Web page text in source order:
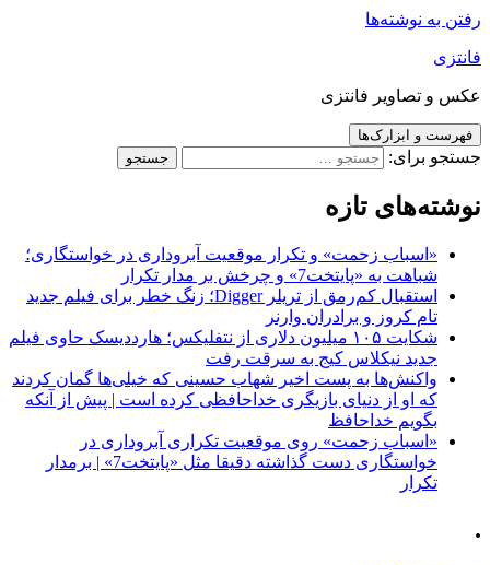
رفتن به نوشته‌ها
فانتزی
عکس و تصاویر فانتزی
فهرست و ابزارک‌ها
جستجو برای:
نوشته‌های تازه
«اسباب زحمت» و تکرار موقعیت آبروداری در خواستگاری؛
شباهت به «پایتخت7» و چرخش بر مدار تکرار
استقبال کم‌رمق از تریلر Digger؛ زنگ خطر برای فیلم جدید
تام کروز و برادران وارنر
شکایت ۱۰۵ میلیون دلاری از نتفلیکس؛ هارددیسک حاوی فیلم
جدید نیکلاس کیج به سرقت رفت
واکنش‌ها به پست اخیر شهاب حسینی که خیلی‌ها گمان کردند
که او از دنیای بازیگری خداحافظی کرده است | پیش از آنکه
بگویم خداحافظ
«اسباب زحمت» روی موقعیت تکراری آبروداری در
خواستگاری دست گذاشته دقیقا مثل «پایتخت7» | برمدار
تکرار
.